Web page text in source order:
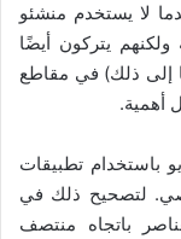
لا يستخدم منشئو
يتركون أيضًا
إلى ذلك) في مقاطع
أهمية.
باستخدام تطبيقات
لتصحيح ذلك في
باتجاه منتصف